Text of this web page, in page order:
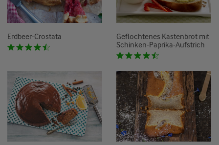
Erdbeer-Crostata
Geflochtenes Kastenbrot mit
Schinken-Paprika-Aufstrich